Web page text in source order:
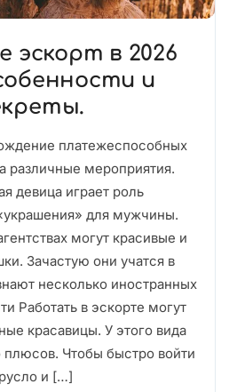
эскорт в 2026
и
платежеспособных
различные мероприятия.
девица играет роль
для мужчины.
могут красивые и
Зачастую они учатся в
несколько иностранных
Работать в эскорте могут
красавицы. У этого вида
плюсов. Чтобы быстро войти
и […]